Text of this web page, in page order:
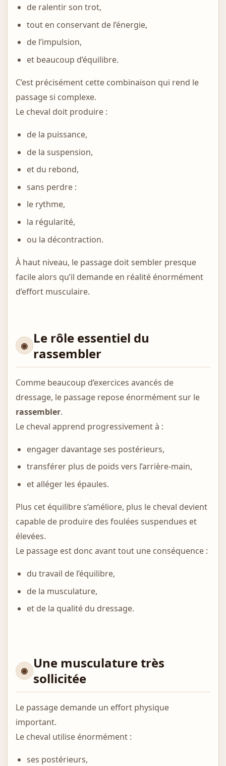
de ralentir son trot,
tout en conservant de l’énergie,
de l’impulsion,
et beaucoup d’équilibre.
C’est précisément cette combinaison qui rend le
passage si complexe.
Le cheval doit produire :
de la puissance,
de la suspension,
et du rebond,
sans perdre :
le rythme,
la régularité,
ou la décontraction.
À haut niveau, le passage doit sembler presque
facile alors qu’il demande en réalité énormément
d’effort musculaire.
Le rôle essentiel du
rassembler
Comme beaucoup d’exercices avancés de
dressage, le passage repose énormément sur le
rassembler.
Le cheval apprend progressivement à :
engager davantage ses postérieurs,
transférer plus de poids vers l’arrière-main,
et alléger les épaules.
Plus cet équilibre s’améliore, plus le cheval devient
capable de produire des foulées suspendues et
élevées.
Le passage est donc avant tout une conséquence :
du travail de l’équilibre,
de la musculature,
et de la qualité du dressage.
Une musculature très
sollicitée
Le passage demande un effort physique
important.
Le cheval utilise énormément :
ses postérieurs,